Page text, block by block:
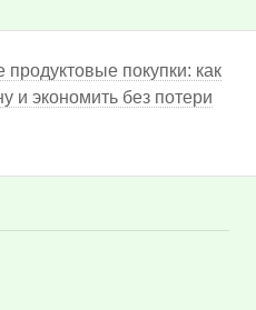
продуктовые покупки: как
и экономить без потери